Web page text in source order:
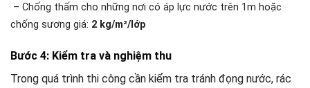
– Chống thấm cho những nơi có áp lực nước trên 1m hoặc
chống sương giá: 2 kg/m²/lớp
Bước 4: Kiểm tra và nghiệm thu
Trong quá trình thi công cần kiểm tra tránh đọng nước, rác